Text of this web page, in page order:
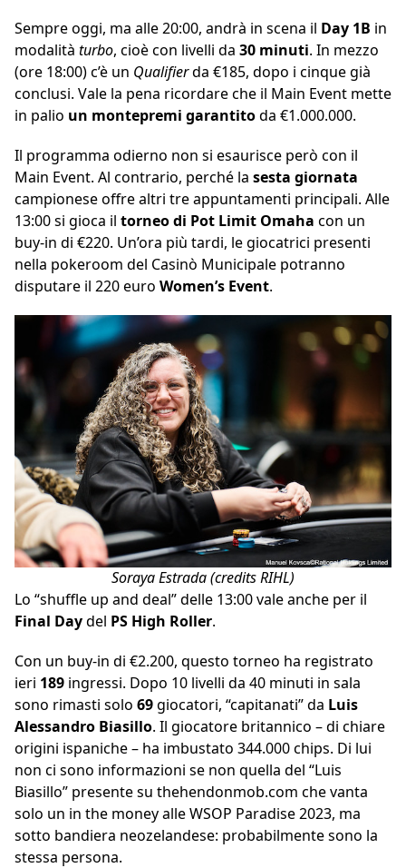
Sempre oggi, ma alle 20:00, andrà in scena il Day 1B in
modalità turbo, cioè con livelli da 30 minuti. In mezzo
(ore 18:00) c’è un Qualifierda €185, dopo i cinque già
conclusi. Vale la pena ricordare che il Main Event mette
in palio un montepremi garantitoda €1.000.000.
Il programma odierno non si esaurisce però con il
Main Event. Al contrario, perché la sesta giornata
campionese offre altri tre appuntamenti principali. Alle
13:00 si gioca il torneo di Pot Limit Omaha con un
buy-in di €220. Un’ora più tardi, le giocatrici presenti
nella pokeroom del Casinò Municipale potranno
disputare il 220 euro Women’s Event.
Soraya Estrada (credits RIHL)
Lo “shuffle up and deal” delle 13:00 vale anche per il
Final Daydel PS High Roller.
Con un buy-in di €2.200, questo torneo ha registrato
ieri 189 ingressi. Dopo 10 livelli da 40 minuti in sala
sono rimasti solo 69giocatori, “capitanati” da Luis
Alessandro Biasillo. Il giocatore britannico – di chiare
origini ispaniche – ha imbustato 344.000 chips. Di lui
non ci sono informazioni se non quella del “Luis
Biasillo” presente su thehendonmob.com che vanta
solo un in the money alle WSOP Paradise 2023, ma
sotto bandiera neozelandese: probabilmente sono la
stessa persona.